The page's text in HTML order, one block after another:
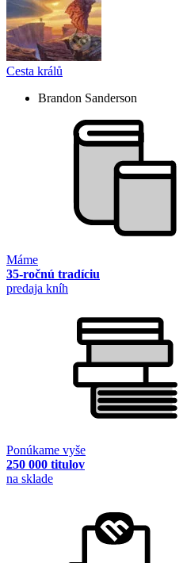
Cesta králů
Brandon Sanderson
Máme
35-ročnú tradíciu
predaja kníh
Ponúkame vyše
250 000 titulov
na sklade